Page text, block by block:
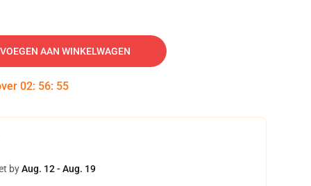
AAN WINKELWAGEN
02: 56: 54
byAug. 12 - Aug. 19